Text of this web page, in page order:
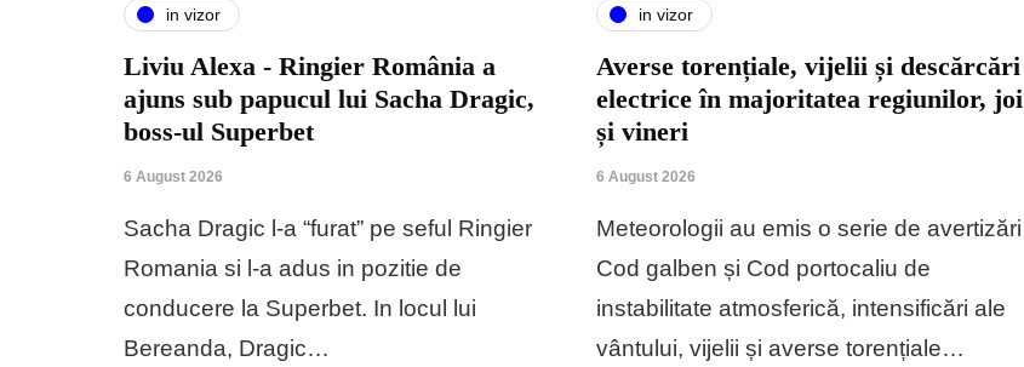
in vizor
Liviu Alexa - Ringier România a
ajuns sub papucul lui Sacha Dragic,
boss-ul Superbet
6 August 2026
Sacha Dragic l-a “furat” pe seful Ringier
Romania si l-a adus in pozitie de
conducere la Superbet. In locul lui
Bereanda, Dragic…
in vizor
Averse torențiale, vijelii și descărcări
electrice în majoritatea regiunilor, joi
și vineri
6 August 2026
Meteorologii au emis o serie de avertizări
Cod galben și Cod portocaliu de
instabilitate atmosferică, intensificări ale
vântului, vijelii și averse torențiale…